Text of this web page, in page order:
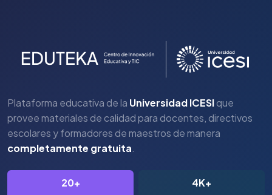
Plataforma educativa de la Universidad ICESIque
provee materiales de calidad para docentes, directivos
escolares y formadores de maestros de manera
completamente gratuita.
20+ 4K+